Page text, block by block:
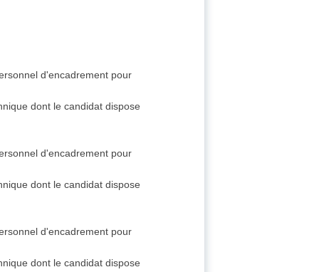
d'encadrement pour
dont le candidat dispose
d'encadrement pour
dont le candidat dispose
d'encadrement pour
dont le candidat dispose